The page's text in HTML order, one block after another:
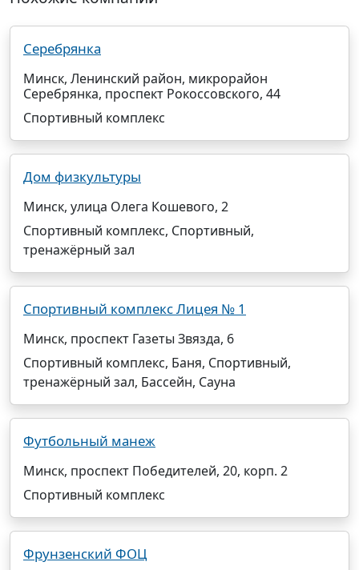
Серебрянка
Минск, Ленинский район, микрорайон
Серебрянка, проспект Рокоссовского, 44
Спортивный комплекс
Дом физкультуры
Минск, улица Олега Кошевого, 2
Спортивный комплекс, Спортивный,
тренажёрный зал
Спортивный комплекс Лицея № 1
Минск, проспект Газеты Звязда, 6
Спортивный комплекс, Баня, Спортивный,
тренажёрный зал, Бассейн, Сауна
Футбольный манеж
Минск, проспект Победителей, 20, корп. 2
Спортивный комплекс
Фрунзенский ФОЦ